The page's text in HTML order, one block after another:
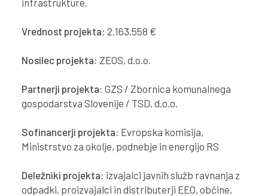
Vrednost projekta: 2.163.558 €
Nosilec projekta: ZEOS, d.o.o.
Partnerji projekta: GZS / Zbornica komunalnega
gospodarstva Slovenije / TSD, d.o.o.
Sofinancerji projekta: Evropska komisija,
Ministrstvo za okolje, podnebje in energijo RS
Deležniki projekta: izvajalci javnih služb ravnanja z
odpadki, proizvajalci in distributerji EEO, občine,